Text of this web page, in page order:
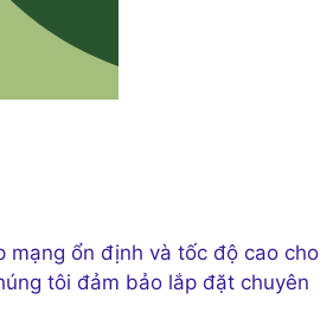
mạng ổn định và tốc độ cao cho
tôi đảm bảo lắp đặt chuyên